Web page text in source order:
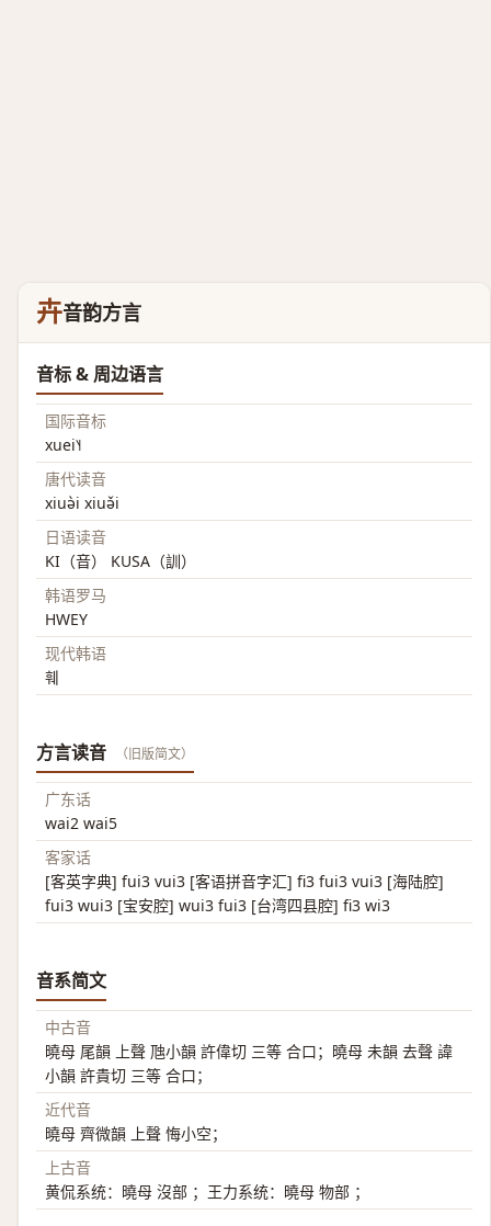
卉音韵方言
音标 & 周边语言
国际音标
xuei˥˧
唐代读音
xiuə̀i xiuə̌i
日语读音
KI（音） KUSA（訓）
韩语罗马
HWEY
现代韩语
훼
方言读音 （旧版简文）
广东话
wai2 wai5
客家话
[客英字典] fui3 vui3 [客语拼音字汇] fi3 fui3 vui3 [海陆腔]
fui3 wui3 [宝安腔] wui3 fui3 [台湾四县腔] fi3 wi3
音系简文
中古音
曉母 尾韻 上聲 虺小韻 許偉切 三等 合口；曉母 未韻 去聲 諱
小韻 許貴切 三等 合口；
近代音
曉母 齊微韻 上聲 悔小空；
上古音
黄侃系统：曉母 沒部 ；王力系统：曉母 物部 ；